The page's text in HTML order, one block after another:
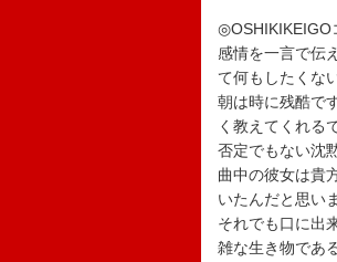
◎OSHIKIKEIGO
感情を一言で伝
て何もしたくな
朝は時に残酷で
く教えてくれる
否定でもない沈
曲中の彼女は貴
いたんだと思い
それでも口に出
雑な生き物であ